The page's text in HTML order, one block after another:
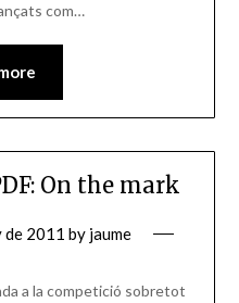
com…
On the mark
de 2011 by jaume
a la competició sobretot